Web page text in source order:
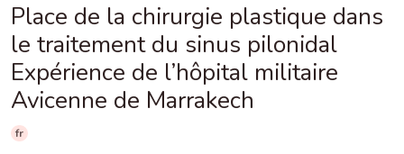
Place de la chirurgie plastique dans
le traitement du sinus pilonidal
Expérience de l’hôpital militaire
Avicenne de Marrakech
fr